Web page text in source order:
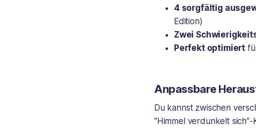
4 sorgfältig
Edition)
Zwei
Perfekt optimiert
Anpassbare
Du kannst zwischen
"Himmel verdunkelt